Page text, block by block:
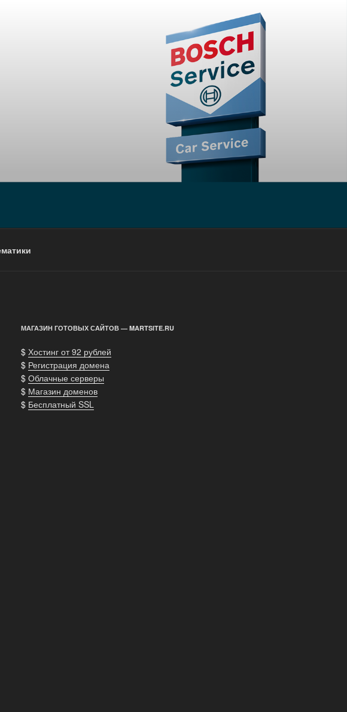
МАГАЗИН ГОТОВЫХ САЙТОВ — MARTSITE.RU
$ Хостинг от 92 рублей
$ Регистрация домена
$ Облачные серверы
$ Магазин доменов
$ Бесплатный SSL